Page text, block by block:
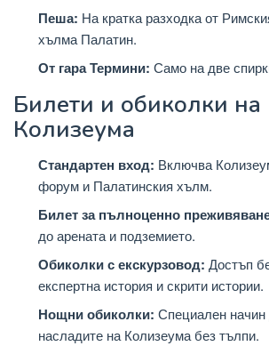
Пеша: На кратка разходка от
хълма Палатин.
От гара Термини: Само на две
Билети и обиколки на
Колизеума
Стандартен вход: Включва
форум и Палатинския хълм.
Билет за пълноценно
до арената и подземието.
Обиколки с екскурзовод: Достъп
експертна история и скрити истории.
Нощни обиколки: Специален начин
насладите на Колизеума без тълпи.